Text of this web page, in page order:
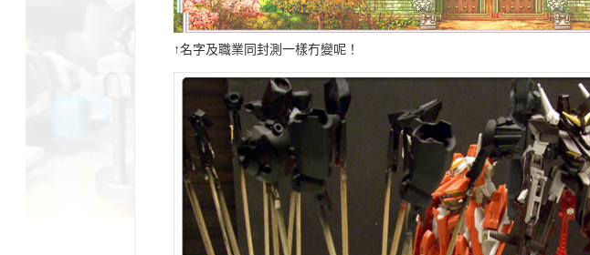
↑名字及職業同封測一樣冇變呢！